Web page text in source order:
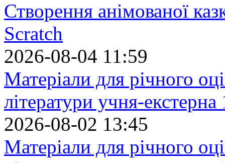
Створення анімованої
Scratch
2026-08-04 11:59
Матеріали для річного
літератури учня-екстерна
2026-08-02 13:45
Матеріали для річного